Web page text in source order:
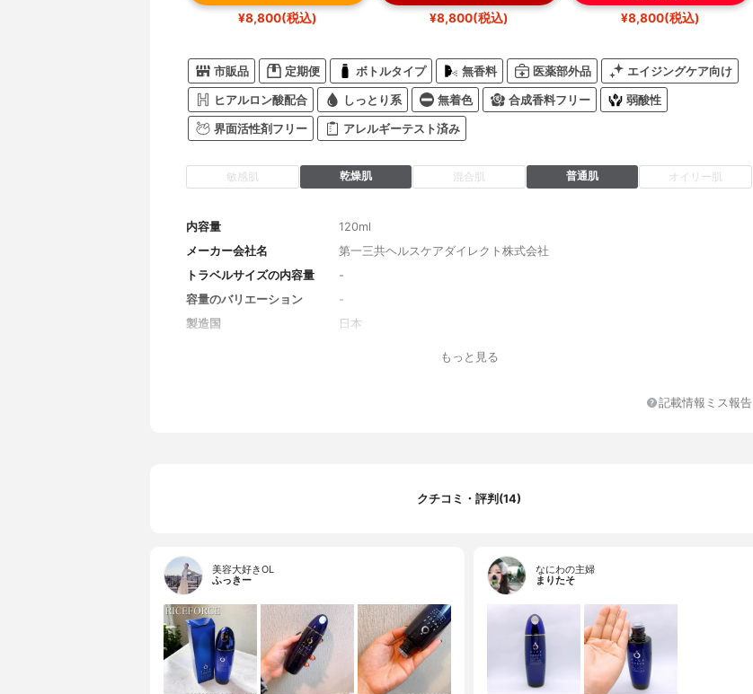
¥8,800(税込) ¥8,800(税込) ¥8,800(税込)
市販品 定期便 ボトルタイプ 無香料 医薬部外品 エイジングケア向け
ヒアルロン酸配合 しっとり系 無着色 合成香料フリー 弱酸性
界面活性剤フリー アレルギーテスト済み
敏感肌 乾燥肌 混合肌 普通肌 オイリー肌
内容量
120ml
メーカー会社名
第一三共ヘルスケアダイレクト株式会社
トラベルサイズの内容量
-
容量のバリエーション
-
製造国
日本
剤、pH調整剤、メチルパラベン
もっと見る
記載情報ミス報告
クチコミ・評判(14)
美容大好きOL
ふっきー
なにわの主婦
まりたそ